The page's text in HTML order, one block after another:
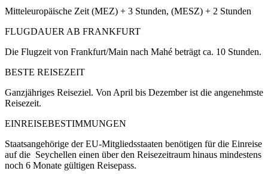
Mitteleuropäische Zeit (MEZ) + 3 Stunden, (MESZ) + 2 Stunden
FLUGDAUER AB FRANKFURT
Die Flugzeit von Frankfurt/Main nach Mahé beträgt ca. 10 Stunden.
BESTE REISEZEIT
Ganzjähriges Reiseziel. Von April bis Dezember ist die angenehmste
Reisezeit.
EINREISEBESTIMMUNGEN
Staatsangehörige der EU-Mitgliedsstaaten benötigen für die Einreise
auf die Seychellen einen über den Reisezeitraum hinaus mindestens
noch 6 Monate gültigen Reisepass.